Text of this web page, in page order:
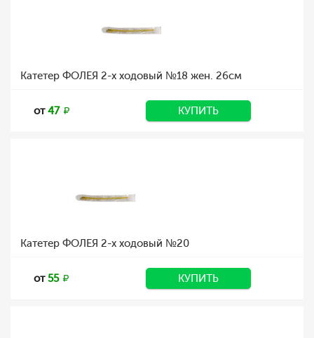
Катетер ФОЛЕЯ 2-х ходовый №18 жен. 26см
от47 КУПИТЬ
Катетер ФОЛЕЯ 2-х ходовый №20
от55 КУПИТЬ